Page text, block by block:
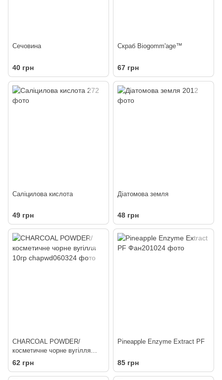
Сечовина
40 грн
Скраб Biogomm'age™
67 грн
Саліцилова кислота
49 грн
Діатомова земля
48 грн
CHARCOAL POWDER/
косметичне чорне вугілля
10гр
62 грн
Pineapple Enzyme Extract PF
85 грн